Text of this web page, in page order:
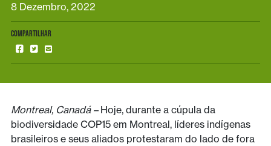
8 Dezembro, 2022
COMPARTILHAR
Montreal, Canadá – Hoje, durante a cúpula da
biodiversidade COP15 em Montreal, líderes indígenas
brasileiros e seus aliados protestaram do lado de fora